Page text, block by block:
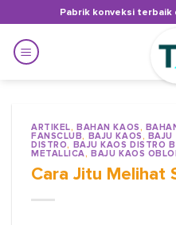
to
content
Pabrik konveksi terbaik
ARTIKEL,BAHAN KAOS,
FANSCLUB, BAJU KAOS, BAJU
DISTRO, BAJU KAOS DISTRO
METALLICA,BAJU KAOS
Cara Jitu Melihat